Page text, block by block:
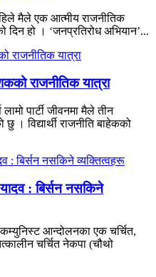
मैले एक आत्मीय राजनीतिक
हो । ‘जनप्रतिरोध अभियान’...
राजनीतिक यात्रा
पार्टी जीवनमा मैले तीन
। विद्यार्थी राजनीति बाहेकको
: बिर्सन नसकिने
कम्युनिस्ट आन्दोलनका एक चर्चित,
चर्चित नेकपा (चौथो